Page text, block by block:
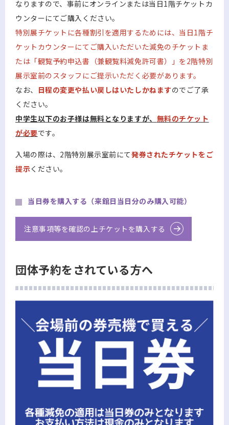
なりますので、事前にオンラインまたは当日1階チケットカ
ウンターにてご購入ください。
特別展チケットに各種割引を適用するためには、当日1階チ
ケットカウンターにてご購入いただいた減免のチケットま
たは「観覧予約申込書（兼観覧料減免許可書）」を2階特別
展示室前のスタッフにご提示いただく必要があります。
なお、
日程の変更や払い戻しはいたしかねますのでご了承
ください。
中学生以下のお子様は無料となりますが、 無料のチケット
が必要です。
入場の際は、2階特別展示室前にて発券されたチケットをご
提示ください。
当日券を購入する（来館日当日分のみ購入可能）
注意事項等を確認の上チケットを購入する
団体予約をされている方へ